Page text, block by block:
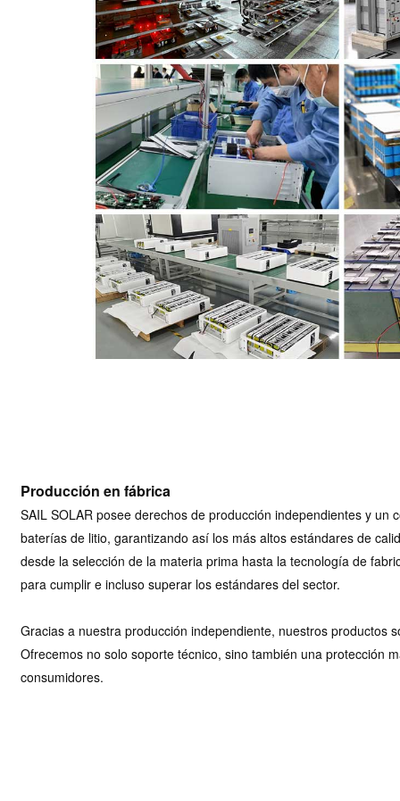
Producción en fábrica
SAIL SOLAR posee derechos de producción independientes y un
baterías de litio, garantizando así los más altos estándares de
desde la selección de la materia prima hasta la tecnología de
para cumplir e incluso superar los estándares del sector.
Gracias a nuestra producción independiente, nuestros productos
Ofrecemos no solo soporte técnico, sino también una protección
consumidores.